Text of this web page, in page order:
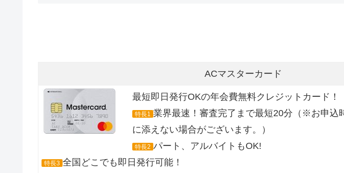
ACマスターカード
最短即日発行OKの年会費無料クレジットカード！
特長1 業界最速！審査完了まで最短20分（※お申込
に添えない場合がございます。）
特長2 パート、アルバイトもOK!
特長3 全国どこでも即日発行可能！